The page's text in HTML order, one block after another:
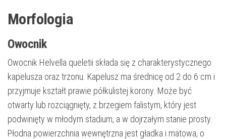
Morfologia
Owocnik
Owocnik Helvella queletii składa się z charakterystycznego
kapelusza oraz trzonu. Kapelusz ma średnicę od 2 do 6 cm i
przyjmuje kształt prawie półkulistej korony. Może być
otwarty lub rozciągnięty, z brzegiem falistym, który jest
podwinięty w młodym stadium, a w dojrzałym stanie prosty.
Płodna powierzchnia wewnętrzna jest gładka i matowa, o